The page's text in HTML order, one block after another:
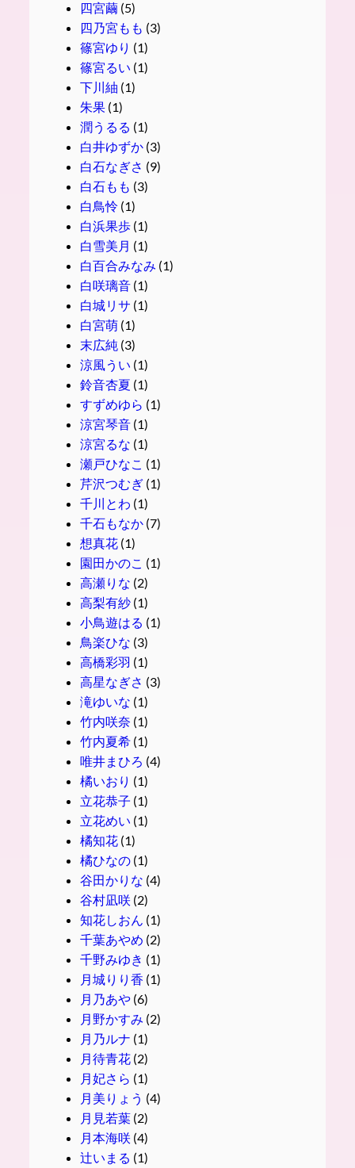
四宮繭(5)
四乃宮もも (3)
篠宮ゆり (1)
篠宮るい (1)
下川紬 (1)
朱果(1)
潤うるる (1)
白井ゆずか(3)
白石なぎさ (9)
白石もも (3)
白鳥怜(1)
白浜果歩(1)
白雪美月 (1)
白百合みなみ (1)
白咲璃音(1)
白城リサ (1)
白宮萌(1)
末広純 (3)
涼風うい (1)
鈴音杏夏 (1)
すずめゆら (1)
涼宮琴音(1)
涼宮るな (1)
瀬戸ひなこ (1)
芹沢つむぎ(1)
千川とわ (1)
千石もなか(7)
想真花(1)
園田かのこ (1)
高瀬りな (2)
高梨有紗(1)
小鳥遊はる (1)
鳥楽ひな (3)
高橋彩羽 (1)
高星なぎさ (3)
滝ゆいな (1)
竹内咲奈 (1)
竹内夏希(1)
唯井まひろ (4)
橘いおり (1)
立花恭子 (1)
立花めい (1)
橘知花(1)
橘ひなの(1)
谷田かりな (4)
谷村凪咲(2)
知花しおん (1)
千葉あやめ (2)
千野みゆき (1)
月城りり香 (1)
月乃あや(6)
月野かすみ (2)
月乃ルナ (1)
月待青花(2)
月妃さら (1)
月美りょう (4)
月見若葉(2)
月本海咲(4)
辻いまる (1)